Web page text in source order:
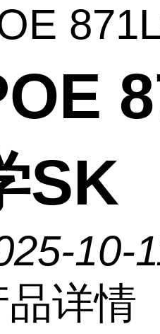
SK
10-
品详情